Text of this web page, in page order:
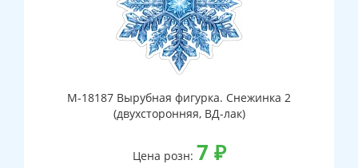
М-18187 Вырубная фигурка. Снежинка 2
(двухсторонняя, ВД-лак)
Цена розн: 7 ₽